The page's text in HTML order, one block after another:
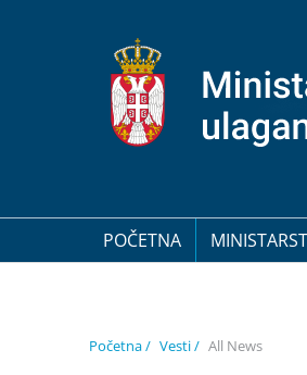
POČETNA
Početna / Vesti / All News